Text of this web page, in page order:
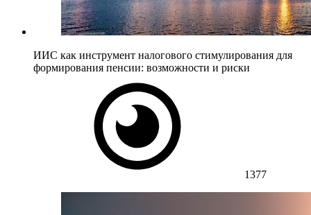
ИИС как инструмент налогового стимулирования для
формирования пенсии: возможности и риски
1377